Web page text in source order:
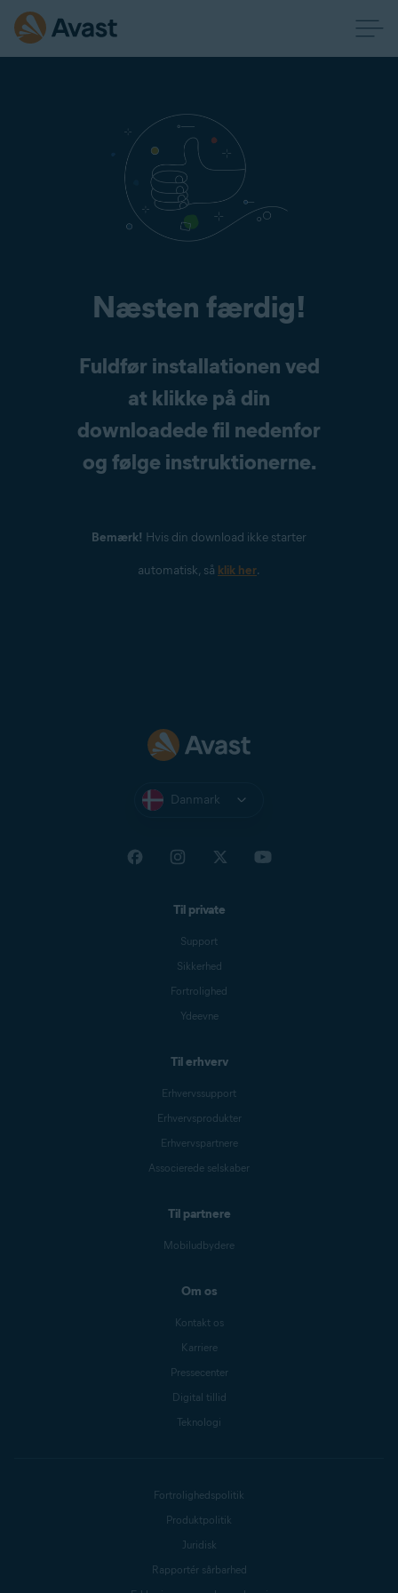
Næsten færdig!
Fuldfør installationen ved
at klikke på din
downloadede fil nedenfor
og følge instruktionerne.
Bemærk! Hvis din download ikke starter
automatisk, så klik her.
Danmark
Til private
Support
Sikkerhed
Fortrolighed
Ydeevne
Til erhverv
Erhvervssupport
Erhvervsprodukter
Erhvervspartnere
Associerede selskaber
Til partnere
Mobiludbydere
Om os
Kontakt os
Karriere
Pressecenter
Digital tillid
Teknologi
Fortrolighedspolitik
Produktpolitik
Juridisk
Rapportér sårbarhed